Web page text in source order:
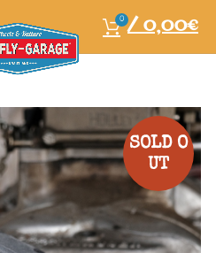
0 / 0,00€
SOLD O
UT